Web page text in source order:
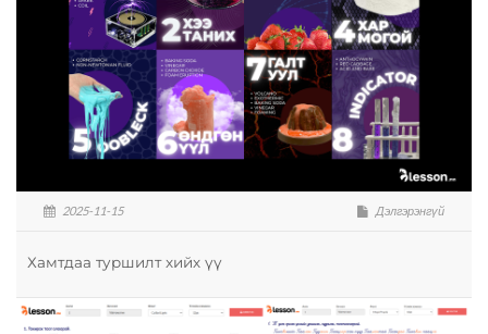
2025-11-15 Дэлгэрэнгүй
Хамтдаа туршилт хийх үү